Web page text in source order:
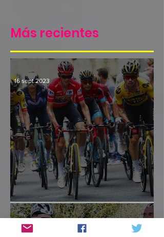
Más recientes
Culminación y consenso
16 sept 2023
14 sept 2023